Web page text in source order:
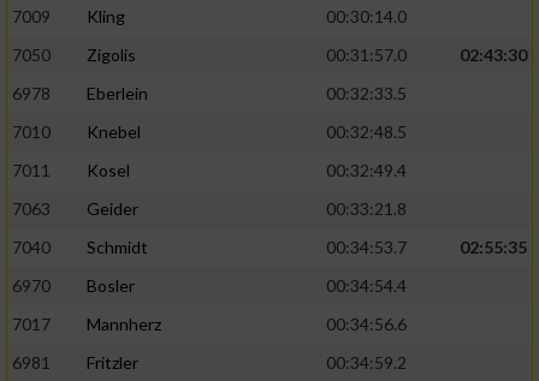
7009
Kling
00:30:14.0
7050
Zigolis 00:31:57.0
02:43:30
6978
Eberlein
00:32:33.5
7010
Knebel
00:32:48.5
7011
Kosel
00:32:49.4
7063
Geider
00:33:21.8
7040
Schmidt 00:34:53.7
02:55:35
6970
Bosler
00:34:54.4
7017
Mannherz
00:34:56.6
6981
Fritzler
00:34:59.2